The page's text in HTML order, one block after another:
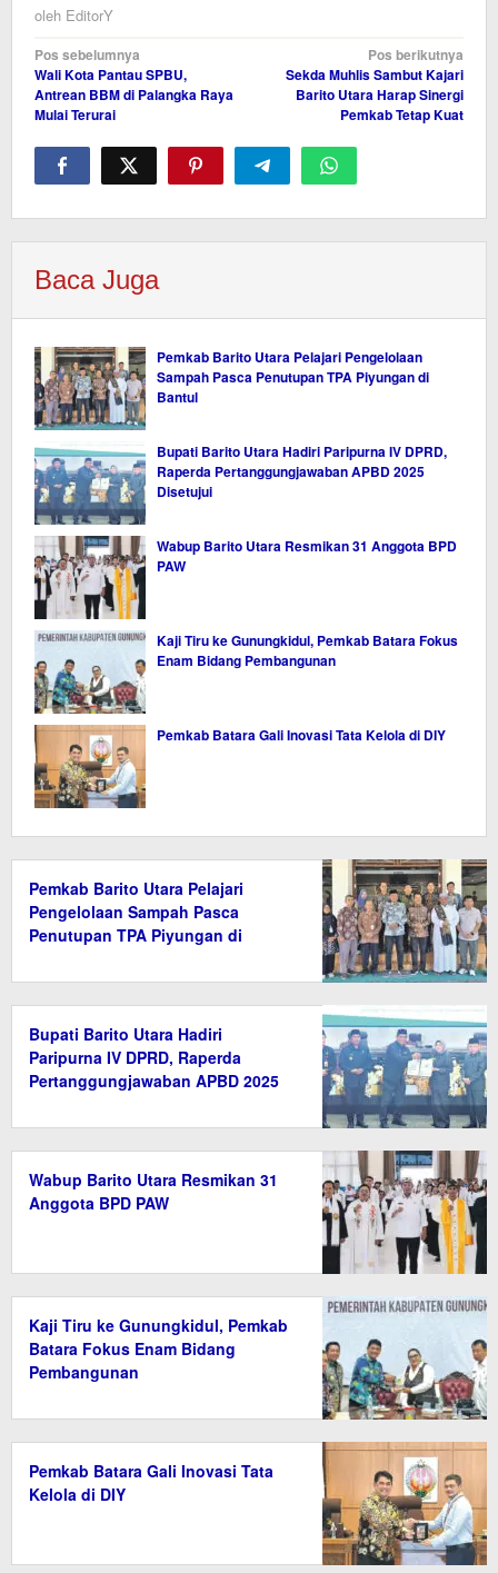
oleh EditorY
Navigasi
pos
Pos sebelumnya
Wali Kota Pantau SPBU,
Antrean BBM di Palangka Raya
Mulai Terurai
Pos berikutnya
Sekda Muhlis Sambut Kajari
Barito Utara Harap Sinergi
Pemkab Tetap Kuat
Baca Juga
Pemkab Barito Utara Pelajari Pengelolaan
Sampah Pasca Penutupan TPA Piyungan di
Bantul
Bupati Barito Utara Hadiri Paripurna IV DPRD,
Raperda Pertanggungjawaban APBD 2025
Disetujui
Wabup Barito Utara Resmikan 31 Anggota BPD
PAW
Kaji Tiru ke Gunungkidul, Pemkab Batara Fokus
Enam Bidang Pembangunan
Pemkab Batara Gali Inovasi Tata Kelola di DIY
Pemkab Barito Utara Pelajari
Pengelolaan Sampah Pasca
Penutupan TPA Piyungan di
Bupati Barito Utara Hadiri
Paripurna IV DPRD, Raperda
Pertanggungjawaban APBD 2025
Wabup Barito Utara Resmikan 31
Anggota BPD PAW
Kaji Tiru ke Gunungkidul, Pemkab
Batara Fokus Enam Bidang
Pembangunan
Pemkab Batara Gali Inovasi Tata
Kelola di DIY